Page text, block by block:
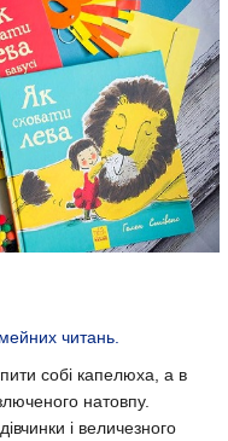
читань.
собі капелюха, а в
натовпу.
і величезного